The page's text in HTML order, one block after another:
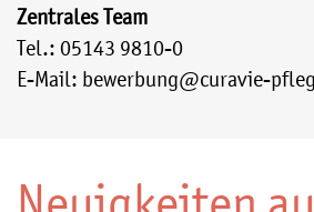
Zentrales Team
Tel.: 05143 9810-0
E-Mail: bewerbung@curavie-